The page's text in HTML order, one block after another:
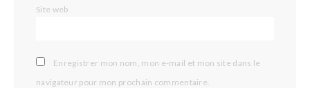
Site web
Enregistrer mon nom, mon e-mail et mon site dans le
navigateur pour mon prochain commentaire.